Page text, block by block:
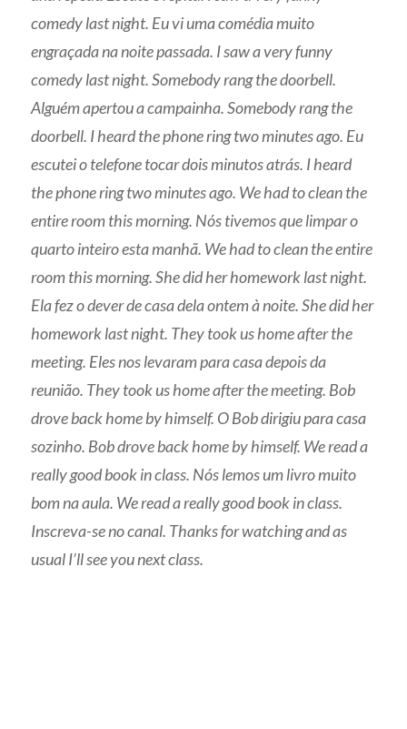
comedy last night. Eu vi uma comédia muito
engraçada na noite passada. I saw a very funny
comedy last night. Somebody rang the doorbell.
Alguém apertou a campainha. Somebody rang the
doorbell. I heard the phone ring two minutes ago. Eu
escutei o telefone tocar dois minutos atrás. I heard
the phone ring two minutes ago. We had to clean the
entire room this morning. Nós tivemos que limpar o
quarto inteiro esta manhã. We had to clean the entire
room this morning. She did her homework last night.
Ela fez o dever de casa dela ontem à noite. She did her
homework last night. They took us home after the
meeting. Eles nos levaram para casa depois da
reunião. They took us home after the meeting. Bob
drove back home by himself. O Bob dirigiu para casa
sozinho. Bob drove back home by himself. We read a
really good book in class. Nós lemos um livro muito
bom na aula. We read a really good book in class.
Inscreva-se no canal. Thanks for watching and as
usual I’ll see you next class.